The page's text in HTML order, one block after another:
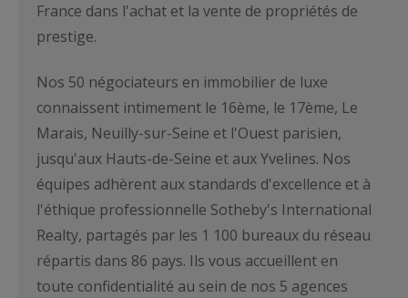
France dans l'achat et la vente de propriétés de
prestige.
Nos 50 négociateurs en immobilier de luxe
connaissent intimement le 16ème, le 17ème, Le
Marais, Neuilly-sur-Seine et l'Ouest parisien,
jusqu'aux Hauts-de-Seine et aux Yvelines. Nos
équipes adhèrent aux standards d'excellence et à
l'éthique professionnelle Sotheby's International
Realty, partagés par les 1 100 bureaux du réseau
répartis dans 86 pays. Ils vous accueillent en
toute confidentialité au sein de nos 5 agences